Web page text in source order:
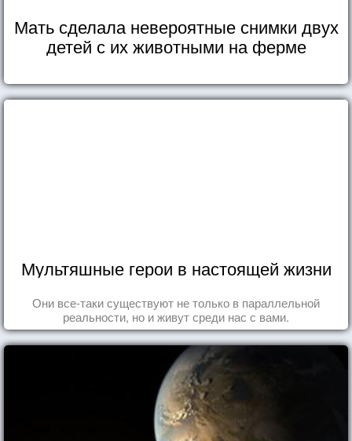
Мать сделала невероятные снимки двух
детей с их животными на ферме
Мультяшные герои в настоящей жизни
Они все-таки существуют не только в параллельной
реальности, но и живут среди нас с вами.